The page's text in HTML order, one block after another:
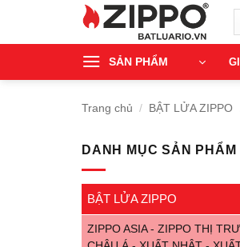
SẢN PHẨM
Trang chủ / BẬT LỬA ZIPPO
DANH MỤC SẢN PHẨM
BẬT LỬA ZIPPO
ZIPPO ASIA - ZIPPO THỊ